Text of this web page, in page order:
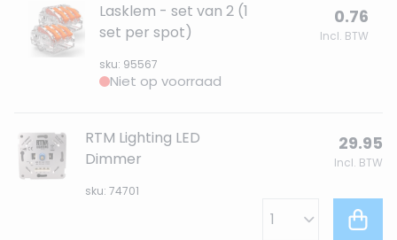
Lasklem - set van 2 (1
set per spot)
sku: 95567
0.76
Incl. BTW
Niet op voorraad
RTM Lighting LED
Dimmer
sku: 74701
29.95
Incl. BTW